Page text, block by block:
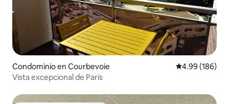
Condominio en Courbevoie Calificación
4.99 (186)
Vista excepcional de París